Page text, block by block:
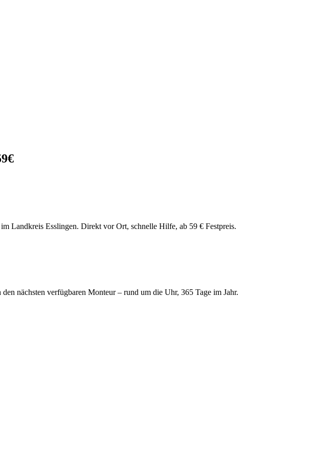
Landkreis Esslingen. Direkt vor Ort, schnelle Hilfe, ab 59 € Festpreis.
nächsten verfügbaren Monteur – rund um die Uhr, 365 Tage im Jahr.